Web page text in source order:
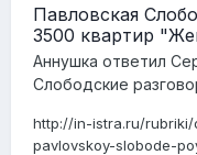
Павловская
3500 квартир
Аннушка ответил
Слободские
http://in-istra.ru/rubriki/
pavlovskoy-slobode-